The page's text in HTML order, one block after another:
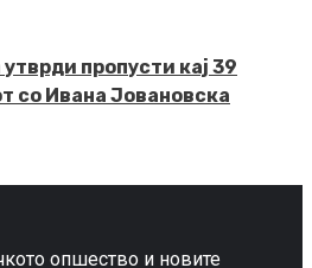
пропусти кај 39
со Ивана Јовановска
опшество и новите